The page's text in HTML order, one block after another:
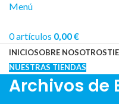
Menú
0artículos 0,00€
INICIOSOBRE NOSOTROS
NUESTRAS TIENDAS
Archivos de